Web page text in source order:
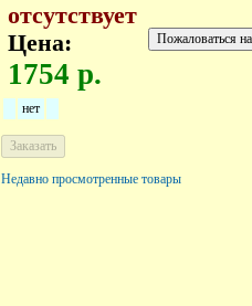
отсутствует
Цена:
1754 р.
нет
Недавно просмотренные товары